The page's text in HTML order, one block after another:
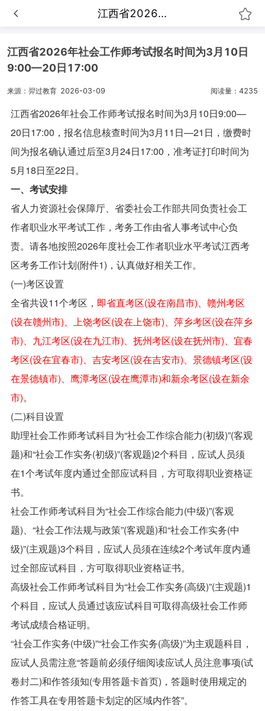
江西省2026...
江西省2026年社会工作师考试报名时间为3月10日
9:00—20日17:00
来源：羿过教育 2026-03-09 阅读量：4235
江西省2026年社会工作师考试报名时间为3月10日9:00—
20日17:00，报名信息核查时间为3月11日—21日，缴费时
间为报名确认通过后至3月24日17:00，准考证打印时间为
5月18日至22日。
一、考试安排
省人力资源社会保障厅、省委社会工作部共同负责社会工
作者职业水平考试工作，考务工作由省人事考试中心负
责。请各地按照2026年度社会工作者职业水平考试江西考
区考务工作计划(附件1)，认真做好相关工作。
(一)考区设置
全省共设11个考区， 即省直考区(设在南昌市)、赣州考区
(设在赣州市)、上饶考区(设在上饶市)、萍乡考区(设在萍乡
市)、九江考区(设在九江市)、抚州考区(设在抚州市)、宜春
考区(设在宜春市)、吉安考区(设在吉安市)、景德镇考区(设
在景德镇市)、鹰潭考区(设在鹰潭市)和新余考区(设在新余
市)。
(二)科目设置
助理社会工作师考试科目为“社会工作综合能力(初级)”(客观
题)和“社会工作实务(初级)”(客观题)2个科目，应试人员须
在1个考试年度内通过全部应试科目，方可取得职业资格证
书。
社会工作师考试科目为“社会工作综合能力(中级)”(客观
题)、“社会工作法规与政策”(客观题)和“社会工作实务(中
级)”(主观题)3个科目，应试人员须在连续2个考试年度内通
过全部应试科目，方可取得职业资格证书。
高级社会工作师考试科目为“社会工作实务(高级)”(主观题)1
个科目，应试人员通过该应试科目可取得高级社会工作师
考试成绩合格证明。
“社会工作实务(中级)”“社会工作实务(高级)”为主观题科目，
应试人员需注意“答题前必须仔细阅读应试人员注意事项(试
卷封二)和作答须知(专用答题卡首页)，答题时使用规定的
作答工具在专用答题卡划定的区域内作答”。